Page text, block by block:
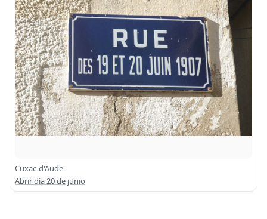
Cuxac-d'Aude
Abrir día 20 de junio